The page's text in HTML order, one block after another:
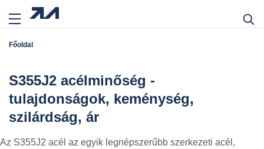
Főoldal
S355J2 acélminőség -
tulajdonságok, keménység,
szilárdság, ár
Az S355J2 acél az egyik legnépszerűbb szerkezeti acél,